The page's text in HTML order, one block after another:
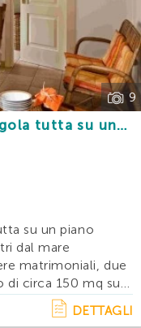
desiderato e
le informazioni
9
tutta su un
posto auto e
su un piano
dal mare
matrimoniali, due
di circa 150 mq sul
e posto
DETTAGLI